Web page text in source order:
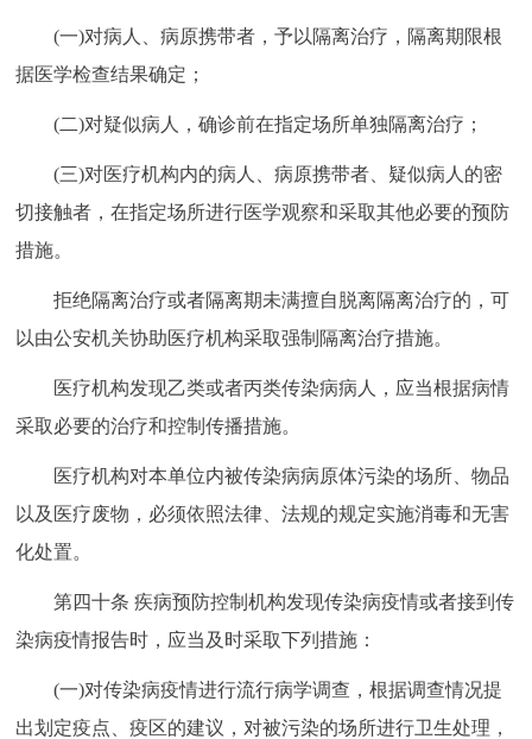
(一)对病人、病原携带者，予以隔离治疗，隔离期限根
据医学检查结果确定；
(二)对疑似病人，确诊前在指定场所单独隔离治疗；
(三)对医疗机构内的病人、病原携带者、疑似病人的密
切接触者，在指定场所进行医学观察和采取其他必要的预防
措施。
拒绝隔离治疗或者隔离期未满擅自脱离隔离治疗的，可
以由公安机关协助医疗机构采取强制隔离治疗措施。
医疗机构发现乙类或者丙类传染病病人，应当根据病情
采取必要的治疗和控制传播措施。
医疗机构对本单位内被传染病病原体污染的场所、物品
以及医疗废物，必须依照法律、法规的规定实施消毒和无害
化处置。
第四十条 疾病预防控制机构发现传染病疫情或者接到传
染病疫情报告时，应当及时采取下列措施：
(一)对传染病疫情进行流行病学调查，根据调查情况提
出划定疫点、疫区的建议，对被污染的场所进行卫生处理，